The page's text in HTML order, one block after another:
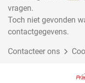
vragen.
Toch niet gevonden
contactgegevens.
Contacteer ons